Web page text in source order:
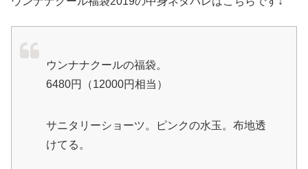
ウンナナクールの福袋。
6480円（12000円相当）
サニタリーショーツ。ピンクの水玉。布地透
けてる。